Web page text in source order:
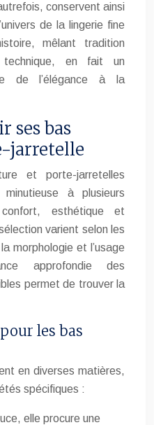
conservent ainsi
de la lingerie fine
mêlant tradition
en fait un
de l’élégance à la
ses bas
jarretelle
et porte-jarretelles
à plusieurs
esthétique et
varient selon les
morphologie et l’usage
approfondie des
permet de trouver la
les bas
en diverses matières,
spécifiques :
elle procure une